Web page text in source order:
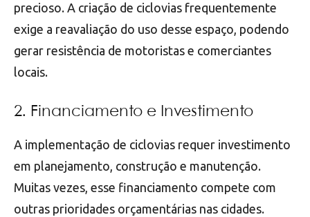
precioso. A criação de ciclovias frequentemente
exige a reavaliação do uso desse espaço, podendo
gerar resistência de motoristas e comerciantes
locais.
2. Financiamento e Investimento
A implementação de ciclovias requer investimento
em planejamento, construção e manutenção.
Muitas vezes, esse financiamento compete com
outras prioridades orçamentárias nas cidades.